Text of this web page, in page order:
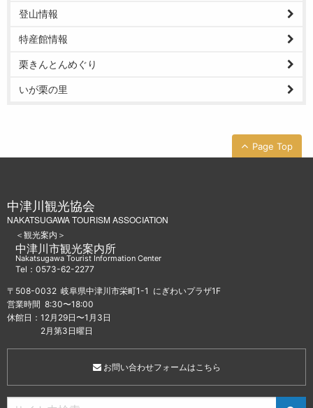
登山情報
特産館情報
栗きんとんめぐり
いが栗の里
Page Top
中津川観光協会
NAKATSUGAWA TOURISM ASSOCIATION
＜観光案内＞
中津川市観光案内所
Nakatsugawa Tourist Information Center
Tel：0573-62-2277
〒508-0032 岐阜県中津川市栄町1-1 にぎわいプラザ1F
営業時間 8:30〜18:00
休館日：12月29日〜1月3日
2月第3日曜日
お問い合わせフォームはこちら